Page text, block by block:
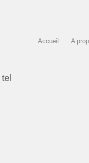
Accueil A
tel